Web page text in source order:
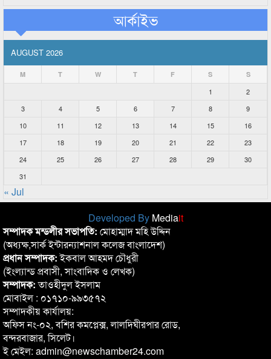
আর্কাইভ
AUGUST 2026
M T W T F S S
1
2
3
4 5 6 7 8
9
10
11 12 13 14 15
16
17
18 19 20 21 22
23
24
25 26 27 28 29
30
31
« Jul
Developed By Mediait
সম্পাদক মন্ডলীর সভাপতি: মোহাম্মাদ মহি উদ্দিন
(অধ্যক্ষ,সার্ক ইন্টারন্যাশনাল কলেজ বাংলাদেশ)
প্রধান সম্পাদক:ইকবাল আহমদ চৌধুরী
(ইংল্যান্ড প্রবাসী, সাংবাদিক ও লেখক)
সম্পাদক:তাওহীদুল ইসলাম
মোবাইল : ০১৭১০-৯৯৩৫৭২
সম্পাদকীয় কার্যালয়:
অফিস নং-০২, বশির কমপ্লেক্স, লালদিঘীরপার রোড,
বন্দরবাজার, সিলেট।
ই মেইল: admin@newschamber24.com